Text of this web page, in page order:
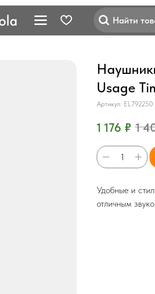
Найти
Usage
Артикул: EL792250
1 176 ₽ 1
Удобные и
отличным